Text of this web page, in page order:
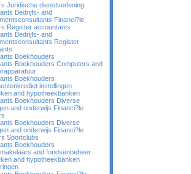
Juridische dienstverlening
Bedrijfs- and
Financi?le
Register accountants
Bedrijfs- and
Register
Boekhouders
Boekhouders Computers and
Boekhouders
instellingen
and hypotheekbanken
Boekhouders Diverse
and onderwijs Financi?le
Boekhouders Diverse
and onderwijs Financi?le
Sportclubs
Boekhouders
and fondsenbeheer
and hypotheekbanken